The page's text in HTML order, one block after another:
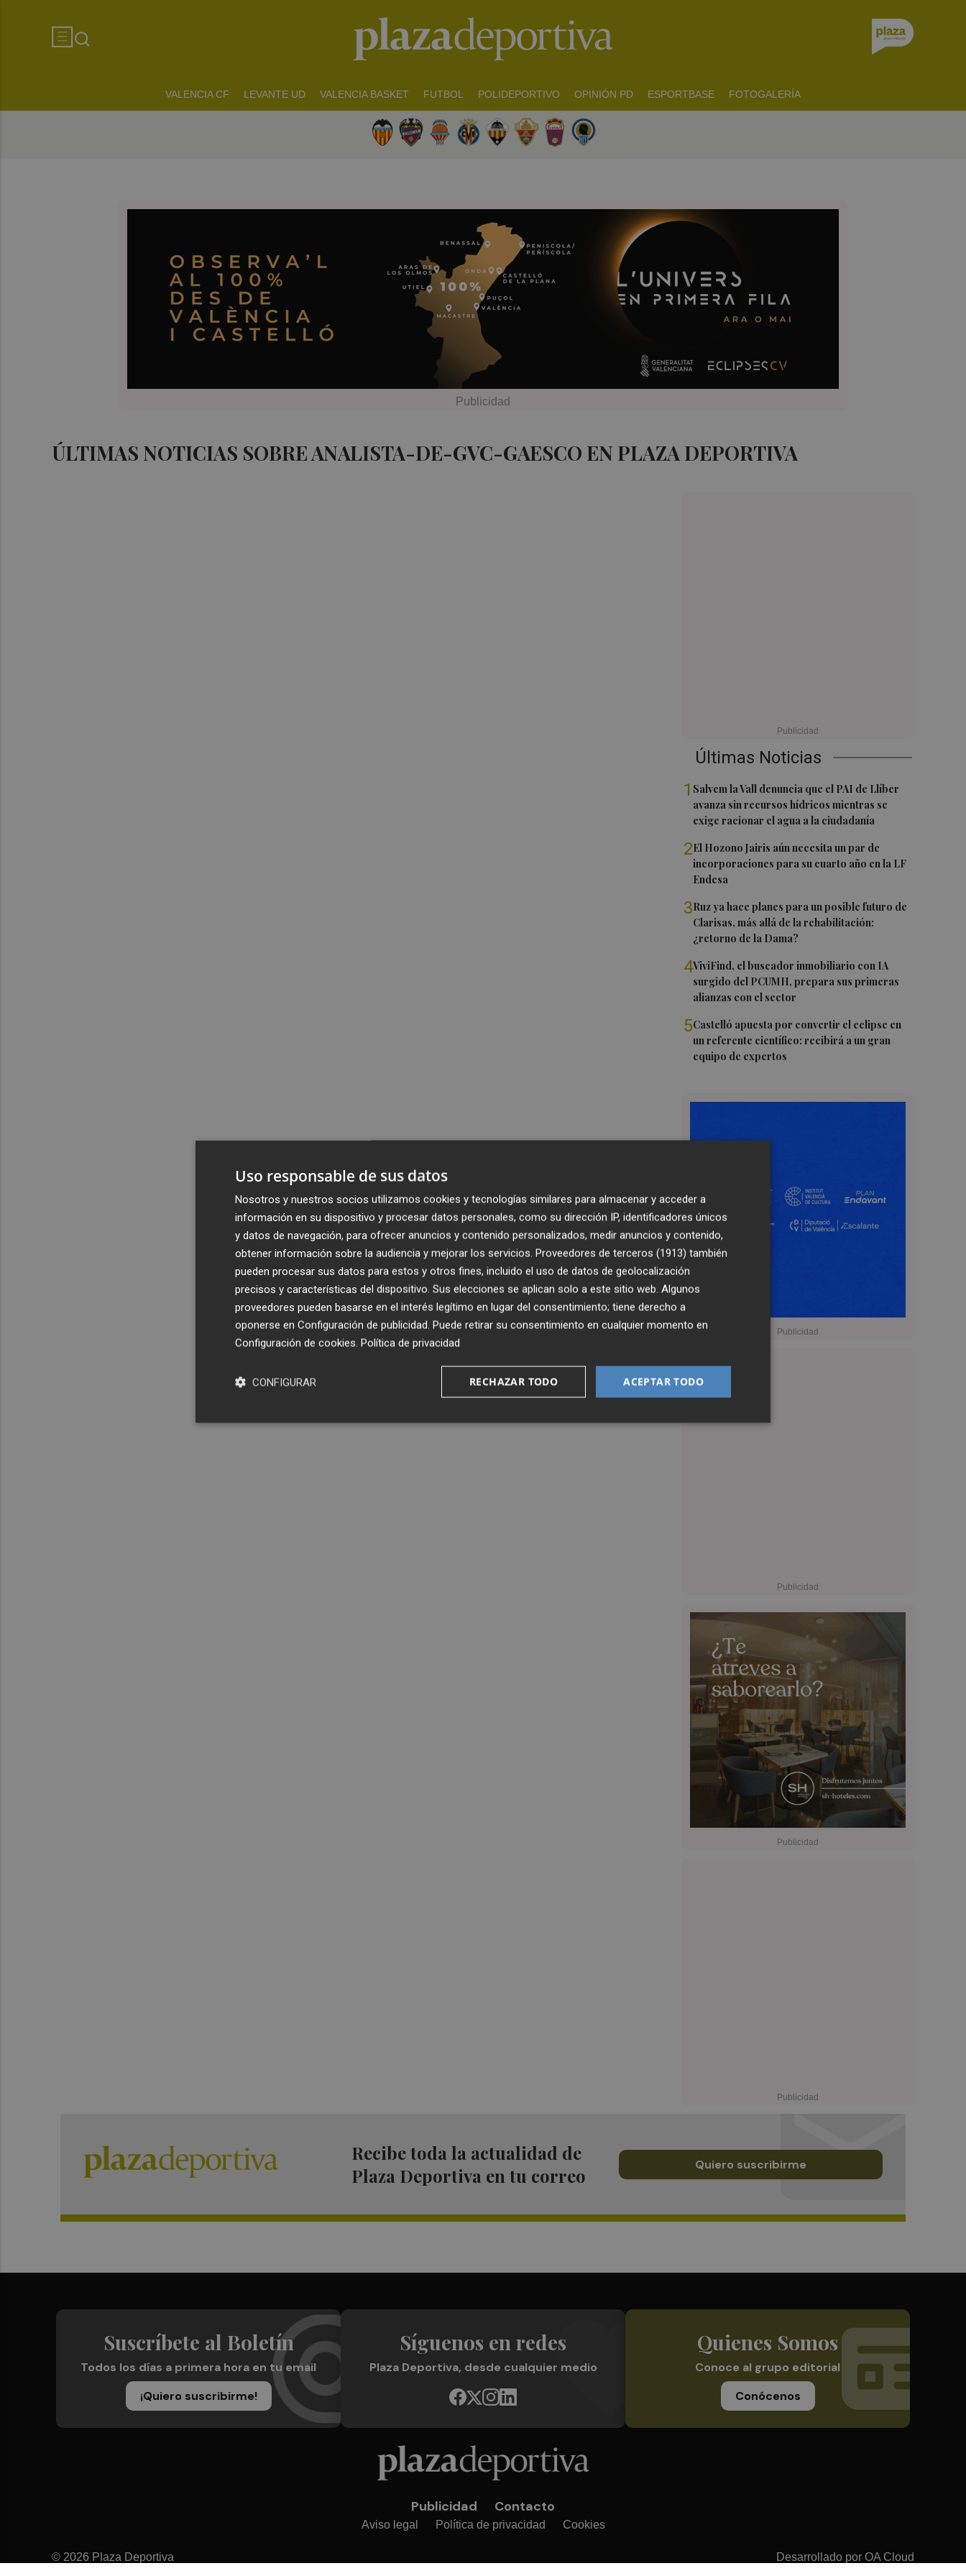
VALENCIA CF LEVANTE UD VALENCIA BASKET FUTBOL POLIDEPORTIVO OPINIÓN PD ESPORTBASE FOTOGALERÍA
ÚLTIMAS NOTICIAS SOBRE ANALISTA-DE-GVC-GAESCO EN PLAZA DEPORTIVA
Últimas Noticias
1 Salvem la Vall denuncia que el PAI de Llíber
avanza sin recursos hídricos mientras se
exige racionar el agua a la ciudadanía
2El Hozono Jairis aún necesita un par de
incorporaciones para su cuarto año en la LF
Endesa
3Ruz ya hace planes para un posible futuro de
Clarisas, más allá de la rehabilitación:
¿retorno de la Dama?
4ViviFind, el buscador inmobiliario con IA
surgido del PCUMH, prepara sus primeras
alianzas con el sector
5Castelló apuesta por convertir el eclipse en
un referente científico: recibirá a un gran
equipo de expertos
Recibe toda la actualidad de
Plaza Deportiva en tu correo
Quiero suscribirme
Suscríbete al Boletín
Todos los días a primera hora en tu email
¡Quiero suscribirme!
Síguenos en redes
Plaza Deportiva, desde cualquier medio
Quienes Somos
Conoce al grupo editorial
Conócenos
Publicidad Contacto
Aviso legal Política de privacidad Cookies
© 2026 Plaza Deportiva Desarrollado por OA Cloud
Uso responsable de sus datos
Nosotros y nuestros socios utilizamos cookies y tecnologías similares para almacenar y acceder a
información en su dispositivo y procesar datos personales, como su dirección IP, identificadores únicos
y datos de navegación, para ofrecer anuncios y contenido personalizados, medir anuncios y contenido,
obtener información sobre la audiencia y mejorar los servicios. Proveedores de terceros (1913) también
pueden procesar sus datos para estos y otros fines, incluido el uso de datos de geolocalización
precisos y características del dispositivo. Sus elecciones se aplican solo a este sitio web. Algunos
proveedores pueden basarse en el interés legítimo en lugar del consentimiento; tiene derecho a
oponerse en Configuración de publicidad. Puede retirar su consentimiento en cualquier momento en
Configuración de cookies. Política de privacidad
ACEPTAR TODO
RECHAZAR TODO
CONFIGURAR